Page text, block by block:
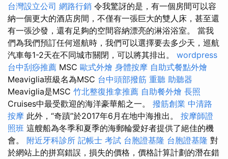
台灣設立公司 網路行銷 令我驚訝的是，有一個房間可以容
納一個更大的酒店房間，不僅有一張巨大的雙人床，甚至還
有一張沙發，還有足夠的空間容納漂亮的淋浴浴室。 當我
們為我們預訂任何巡航時，我們可以選擇要去多少天，巡航
汽車每1-2天在不同城市關閉，可以將其排出。 wordpress
台中刮痧推薦 MSC 歐式外燴 身體按摩 自助式餐點外燴
Meaviglia班級名為MSC 台中頭部撥筋 重聽 助聽器
Meaviglia是MSC 竹北整復推拿推薦 自助餐外燴 長照
Cruises中最受歡迎的海洋豪華船之一。 撥筋創業 中清路
按摩 此外，“奇蹟”於2017年6月在地中海推出。 按摩師證
照班 這艘船為冬季和夏季的海郵輪愛好者提供了絕佳的機
會。 附近牙科診所 記帳士 考試 台胞證基隆 台胞證基隆 對
於網站上的拼寫錯誤，損失的價格，價格計算計劃的潛在錯